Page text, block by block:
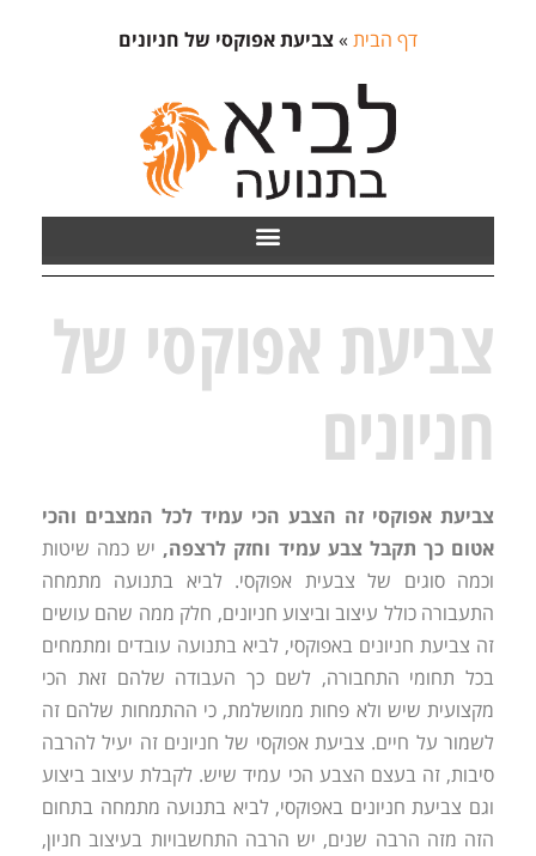
דף הבית»צביעת אפוקסי של חניונים
צביעת אפוקסי של
חניונים
צביעת אפוקסי זה הצבע הכי עמיד לכל המצבים והכי
אטום כך תקבל צבע עמיד וחזק לרצפה,יש כמה שיטות
וכמה סוגים של צבעית אפוקסי. לביא בתנועה מתמחה
התעבורה כולל עיצוב וביצוע חניונים, חלק ממה שהם עושים
זה צביעת חניונים באפוקסי, לביא בתנועה עובדים ומתמחים
בכל תחומי התחבורה, לשם כך העבודה שלהם זאת הכי
מקצועית שיש ולא פחות ממושלמת, כי ההתמחות שלהם זה
לשמור על חיים. צביעת אפוקסי של חניונים זה יעיל להרבה
סיבות, זה בעצם הצבע הכי עמיד שיש. לקבלת עיצוב ביצוע
וגם צביעת חניונים באפוקסי, לביא בתנועה מתמחה בתחום
הזה מזה הרבה שנים, יש הרבה התחשבויות בעיצוב חניון,